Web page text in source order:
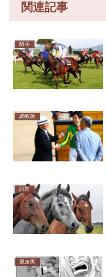
関連記事
騎手
調教師
話題
競走馬